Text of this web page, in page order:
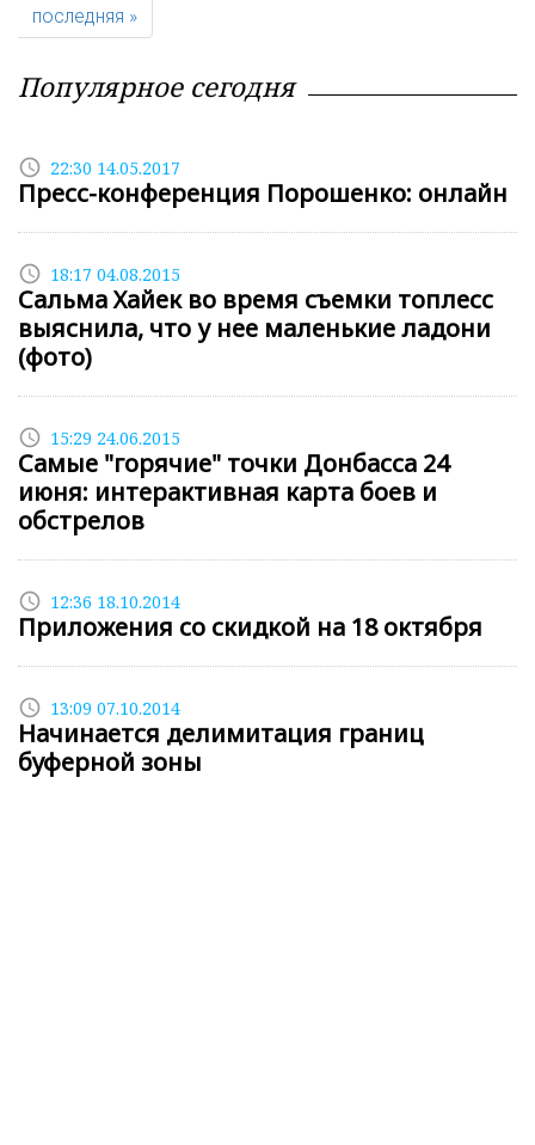
последняя »
Популярное сегодня
access_time 22:30 14.05.2017
Пресс-конференция Порошенко: онлайн
access_time 18:17 04.08.2015
Сальма Хайек во время съемки топлесс
выяснила, что у нее маленькие ладони
(фото)
access_time 15:29 24.06.2015
Самые "горячие" точки Донбасса 24
июня: интерактивная карта боев и
обстрелов
access_time 12:36 18.10.2014
Приложения со скидкой на 18 октября
access_time 13:09 07.10.2014
Начинается делимитация границ
буферной зоны